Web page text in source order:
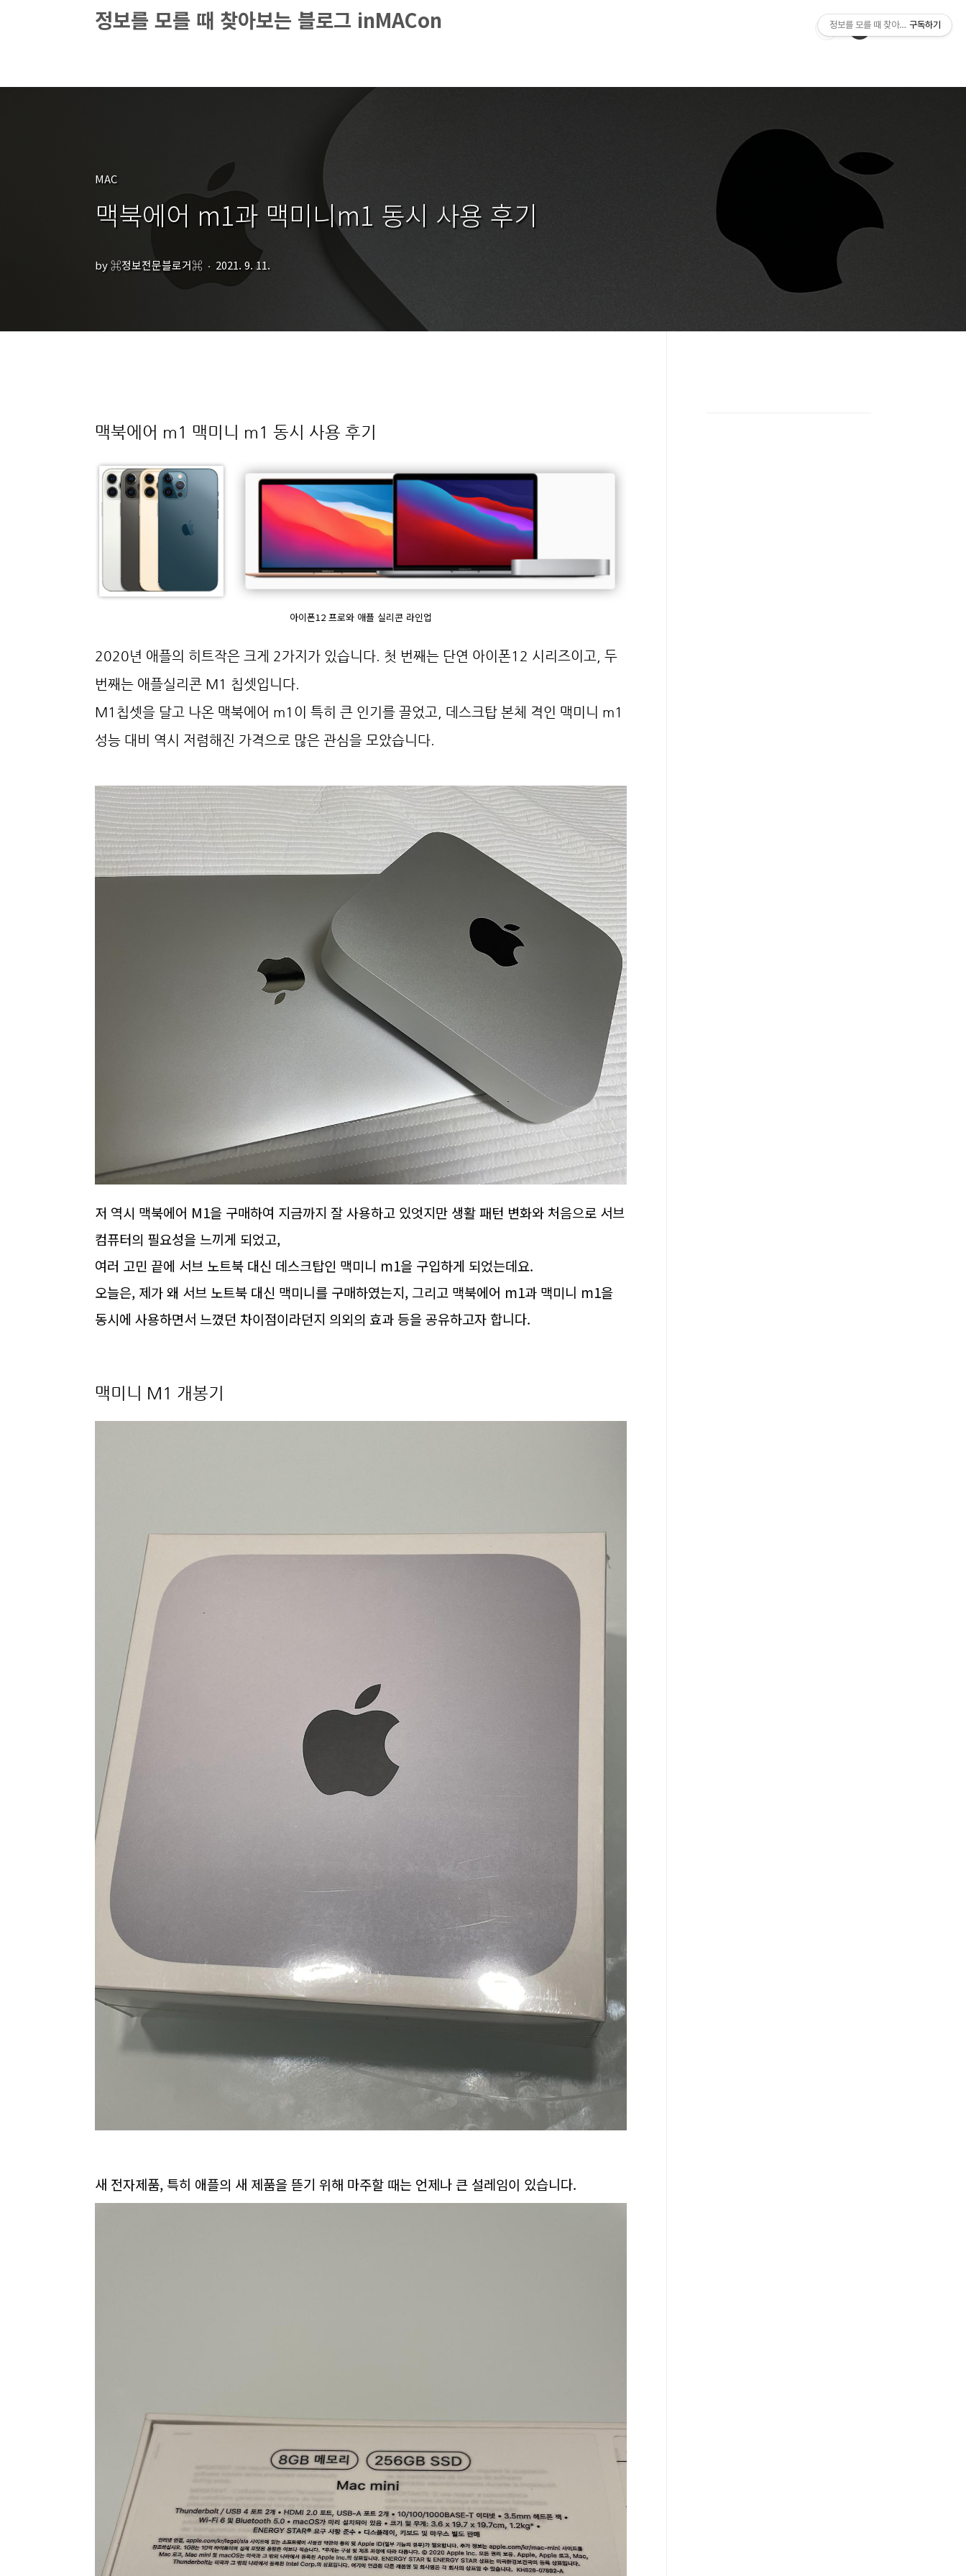
정보를 모를 때 찾아보는 블로그 inMACon
MAC
맥북에어 m1과 맥미니m1 동시 사용 후기
by ⌘정보전문블로거⌘ 2021. 9. 11.
맥북에어 m1 맥미니 m1 동시 사용 후기
아이폰12 프로와 애플 실리콘 라인업
2020년 애플의 히트작은 크게 2가지가 있습니다. 첫 번째는 단연 아이폰12 시리즈이고, 두
번째는 애플실리콘 M1 칩셋입니다.
M1칩셋을 달고 나온 맥북에어 m1이 특히 큰 인기를 끌었고, 데스크탑 본체 격인 맥미니 m1
성능 대비 역시 저렴해진 가격으로 많은 관심을 모았습니다.
저 역시 맥북에어 M1을 구매하여 지금까지 잘 사용하고 있엇지만 생활 패턴 변화와 처음으로 서브
컴퓨터의 필요성을 느끼게 되었고,
여러 고민 끝에 서브 노트북 대신 데스크탑인 맥미니 m1을 구입하게 되었는데요.
오늘은, 제가 왜 서브 노트북 대신 맥미니를 구매하였는지, 그리고 맥북에어 m1과 맥미니 m1을
동시에 사용하면서 느꼈던 차이점이라던지 의외의 효과 등을 공유하고자 합니다.
맥미니 M1 개봉기
새 전자제품, 특히 애플의 새 제품을 뜯기 위해 마주할 때는 언제나 큰 설레임이 있습니다.
정보를 모를 때 찾아보는 블로그
구독하기